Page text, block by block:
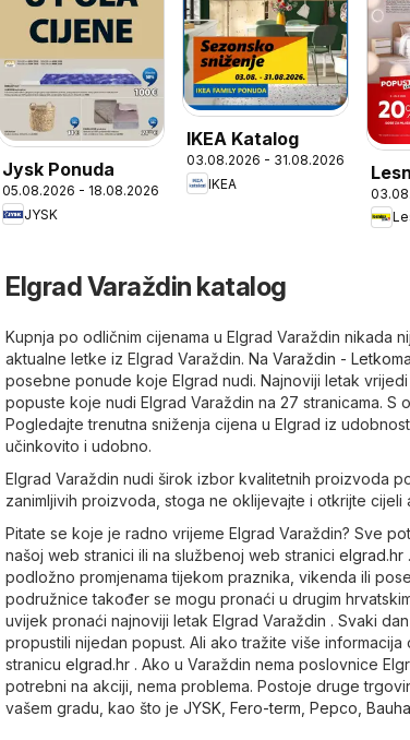
Jysk Ponuda
05.08.2026 - 18.08.2026
JYSK
IKEA Katalog
03.08.2026 - 31.08.2026
IKEA
Elgrad Varaždin katalog
Kupnja po odličnim cijenama u Elgrad Varaždin nikada
aktualne letke iz Elgrad Varaždin. Na Varaždin -
posebne ponude koje Elgrad nudi. Najnoviji letak
popuste koje nudi Elgrad Varaždin na 27 stranicama. S
Pogledajte trenutna sniženja cijena u Elgrad iz
učinkovito i udobno.
Elgrad Varaždin nudi širok izbor kvalitetnih proizvoda
zanimljivih proizvoda, stoga ne oklijevajte i otkrijte cijeli
Pitate se koje je radno vrijeme Elgrad Varaždin? Sve
našoj web stranici ili na službenoj web stranici elgrad.hr
podložno promjenama tijekom praznika, vikenda ili
podružnice također se mogu pronaći u drugim
uvijek pronaći najnoviji letak Elgrad Varaždin . Svaki
propustili nijedan popust. Ali ako tražite više
stranicu elgrad.hr . Ako u Varaždin nema poslovnice
potrebni na akciji, nema problema. Postoje druge
vašem gradu, kao što je JYSK Fero-term Pepco